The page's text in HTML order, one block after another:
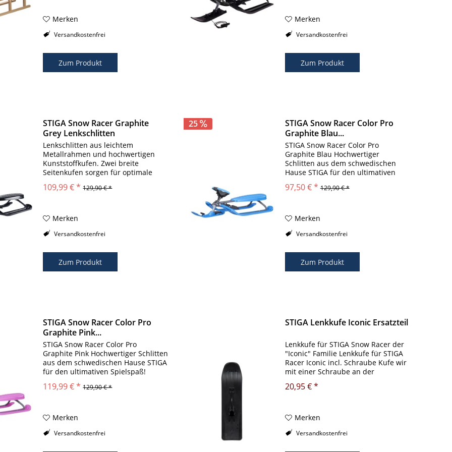
Merken
Versandkostenfrei
Zum Produkt
Merken
Versandkostenfrei
Zum Produkt
STIGA Snow Racer Graphite
Grey Lenkschlitten
Lenkschlitten aus leichtem
Metallrahmen und hochwertigen
Kunststoffkufen. Zwei breite
Seitenkufen sorgen für optimale
Gleitfähigkeit im Schnee. Fußbremse
die von beiden Seiten betätigt
109,99 € * 129,90 € *
Merken
Versandkostenfrei
Zum Produkt
25
STIGA Snow Racer Color Pro
Graphite Blau...
STIGA Snow Racer Color Pro
Graphite Blau Hochwertiger
Schlitten aus dem schwedischen
Hause STIGA für den ultimativen
Spielspaß! Lenkschlitten aus
leichtem Metallrahmen und
97,50 € * 129,90 € *
Merken
Versandkostenfrei
Zum Produkt
STIGA Snow Racer Color Pro
Graphite Pink...
STIGA Snow Racer Color Pro
Graphite Pink Hochwertiger Schlitten
aus dem schwedischen Hause STIGA
für den ultimativen Spielspaß!
Lenkschlitten aus leichtem
Metallrahmen und hochwertigen
119,99 € * 129,90 € *
Merken
Versandkostenfrei
STIGA Lenkkufe Iconic Ersatzteil
Lenkkufe für STIGA Snow Racer der
"Iconic" Familie Lenkkufe für STIGA
Racer Iconic incl. Schraube Kufe wir
mit einer Schraube an der
Lenkachse befestigt Vorrichtung für
Seilrolle vorhanden Lenkkufe
20,95 € *
Merken
Versandkostenfrei